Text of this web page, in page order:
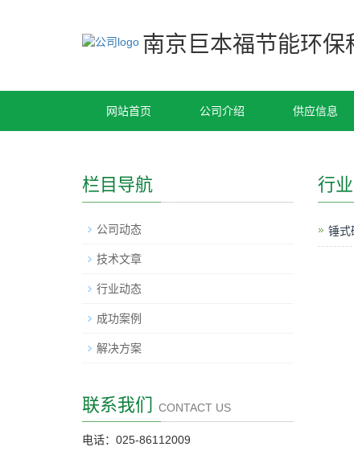
南京巨本福节能环保
网站首页 公司介绍 供应信息
行
锤式
栏目导航
公司动态
技术文章
行业动态
成功案例
解决方案
联系我们 CONTACT US
电话：025-86112009